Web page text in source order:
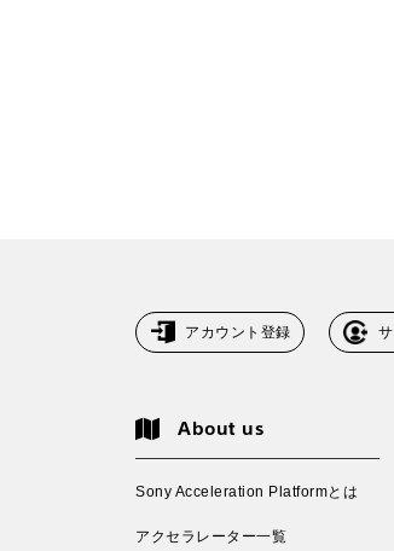
アカウント登録
About us
Sony Acceleration Platformとは
アクセラレーター一覧